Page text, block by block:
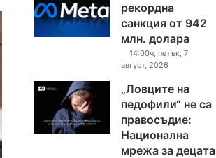
рекордна
санкция от 942
млн. долара
14:00ч, петък, 7
август, 2026
„Ловците на
педофили“ не са
правосъдие:
Национална
мрежа за децата